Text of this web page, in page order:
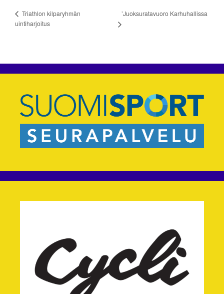
Triathlon kilparyhmän
uintiharjoitus
’Juoksuratavuoro Karhuhallissa